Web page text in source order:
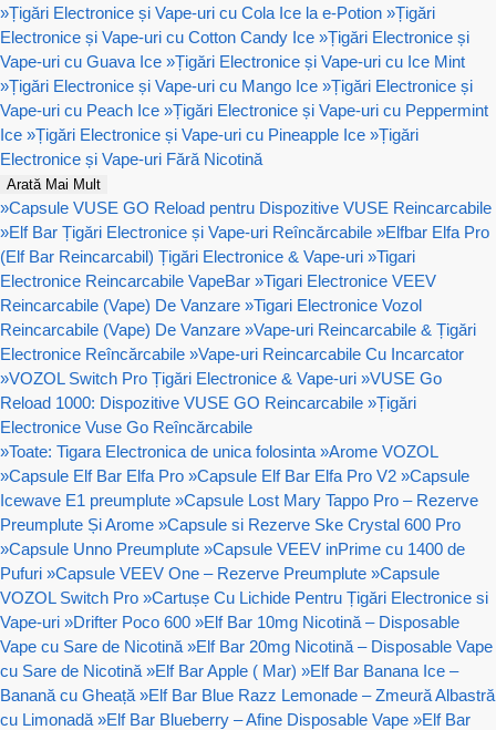
»Țigări Electronice și Vape-uri cu Cola Ice la e-Potion »Țigări
Electronice și Vape-uri cu Cotton Candy Ice »Țigări Electronice și
Vape-uri cu Guava Ice »Țigări Electronice și Vape-uri cu Ice Mint
»Țigări Electronice și Vape-uri cu Mango Ice »Țigări Electronice și
Vape-uri cu Peach Ice »Țigări Electronice și Vape-uri cu Peppermint
Ice »Țigări Electronice și Vape-uri cu Pineapple Ice »Țigări
Electronice și Vape-uri Fără Nicotină
Arată Mai Mult
»Capsule VUSE GO Reload pentru Dispozitive VUSE Reincarcabile
»Elf Bar Țigări Electronice și Vape-uri Reîncărcabile »Elfbar Elfa Pro
(Elf Bar Reincarcabil) Țigări Electronice & Vape-uri »Tigari
Electronice Reincarcabile VapeBar »Tigari Electronice VEEV
Reincarcabile (Vape) De Vanzare »Tigari Electronice Vozol
Reincarcabile (Vape) De Vanzare »Vape-uri Reincarcabile & Țigări
Electronice Reîncărcabile »Vape-uri Reincarcabile Cu Incarcator
»VOZOL Switch Pro Țigări Electronice & Vape-uri »VUSE Go
Reload 1000: Dispozitive VUSE GO Reincarcabile »Țigări
Electronice Vuse Go Reîncărcabile
»Toate: Tigara Electronica de unica folosinta »Arome VOZOL
»Capsule Elf Bar Elfa Pro »Capsule Elf Bar Elfa Pro V2 »Capsule
Icewave E1 preumplute »Capsule Lost Mary Tappo Pro – Rezerve
Preumplute Și Arome »Capsule si Rezerve Ske Crystal 600 Pro
»Capsule Unno Preumplute »Capsule VEEV inPrime cu 1400 de
Pufuri »Capsule VEEV One – Rezerve Preumplute »Capsule
VOZOL Switch Pro »Cartușe Cu Lichide Pentru Țigări Electronice si
Vape-uri »Drifter Poco 600 »Elf Bar 10mg Nicotină – Disposable
Vape cu Sare de Nicotină »Elf Bar 20mg Nicotină – Disposable Vape
cu Sare de Nicotină »Elf Bar Apple ( Mar) »Elf Bar Banana Ice –
Banană cu Gheață »Elf Bar Blue Razz Lemonade – Zmeură Albastră
cu Limonadă »Elf Bar Blueberry – Afine Disposable Vape »Elf Bar